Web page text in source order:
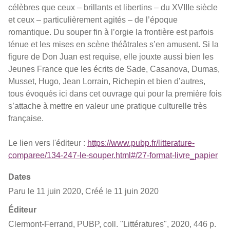
célèbres que ceux – brillants et libertins – du XVIIIe siècle
et ceux – particulièrement agités – de l’époque
romantique. Du souper fin à l’orgie la frontière est parfois
ténue et les mises en scène théâtrales s’en amusent. Si la
figure de Don Juan est requise, elle jouxte aussi bien les
Jeunes France que les écrits de Sade, Casanova, Dumas,
Musset, Hugo, Jean Lorrain, Richepin et bien d’autres,
tous évoqués ici dans cet ouvrage qui pour la première fois
s’attache à mettre en valeur une pratique culturelle très
française.
Le lien vers l'éditeur : https://www.pubp.fr/litterature-
comparee/134-247-le-souper.html#/27-format-livre_papier
Dates
Paru le 11 juin 2020, Créé le 11 juin 2020
Éditeur
Clermont-Ferrand, PUBP, coll. "Littératures", 2020, 446 p.